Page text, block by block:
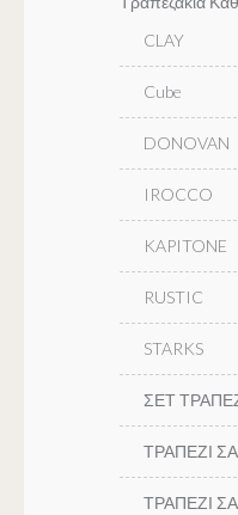
CLAY
Cube
DONOVAN
IROCCO
KAPITONE
RUSTIC
STARKS
ΣΕΤ
ΤΡΑΠΕΖΙ
ΤΡΑΠΕΖΙ